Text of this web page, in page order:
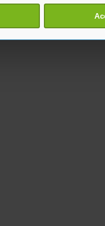
uw voorkeuren in het
en persoonlijker. Op onze